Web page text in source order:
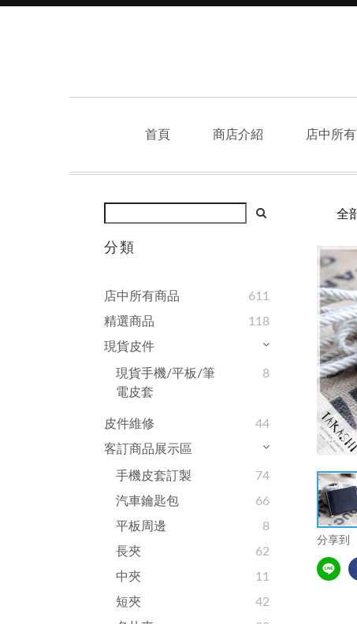
首頁 商店介紹 店中所
分類
店中所有商品
611
精選商品
118
現貨皮件
現貨手機/平板/筆
電皮套
8
皮件維修
44
客訂商品展示區
手機皮套訂製
74
汽車鑰匙包
66
平板周邊
8
長夾
62
中夾
11
短夾
42
全
分享到